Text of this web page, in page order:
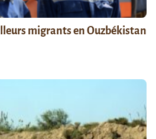
migrants en Ouzbékistan